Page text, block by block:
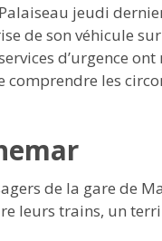
jeudi
de son véhicule
d’urgence
les
de la gare de
leurs trains, un